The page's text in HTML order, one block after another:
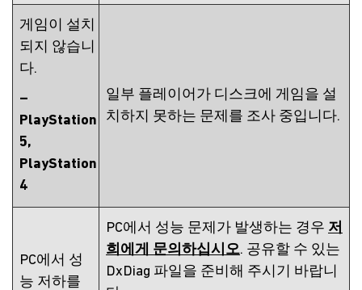
게임이 설치
되지 않습니
다.
–
PlayStation
5,
PlayStation
4
일부 플레이어가 디스크에 게임을 설
치하지 못하는 문제를 조사 중입니다.
PC에서 성
능 저하를
PC에서 성능 문제가 발생하는 경우 저
희에게 문의하십시오. 공유할 수 있는
DxDiag 파일을 준비해 주시기 바랍니